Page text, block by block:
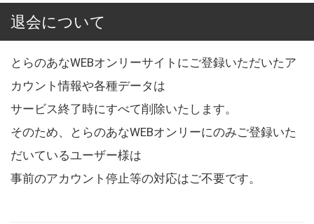
退会について
とらのあなWEBオンリーサイトにご登録いただいたア
カウント情報や各種データは
サービス終了時にすべて削除いたします。
そのため、とらのあなWEBオンリーにのみご登録いた
だいているユーザー様は
事前のアカウント停止等の対応はご不要です。